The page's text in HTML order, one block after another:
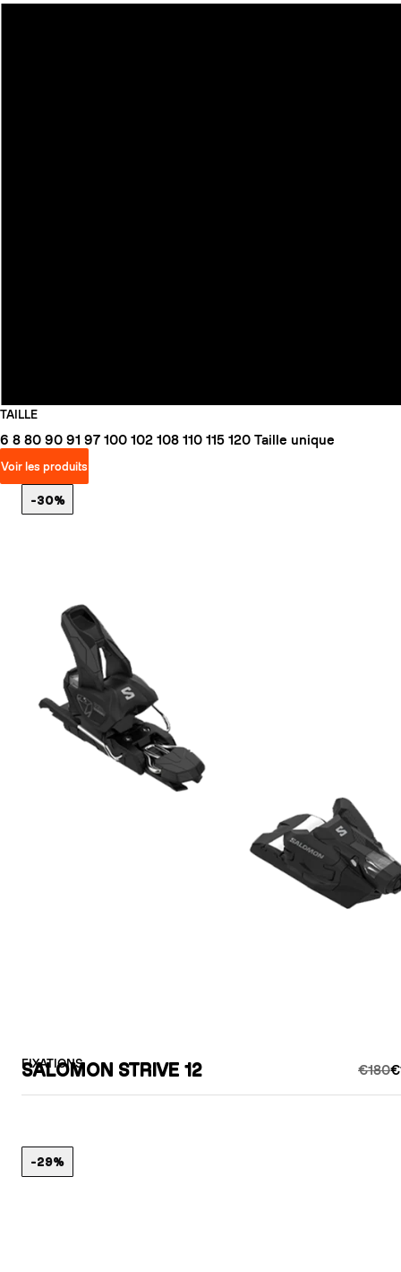
TAILLE
6 8 80 90 91 97 100 102 108 110 115 120 Taille unique
Voir les produits
FIXATIONS
SALOMON STRIVE 12 €180
-30%
-29%